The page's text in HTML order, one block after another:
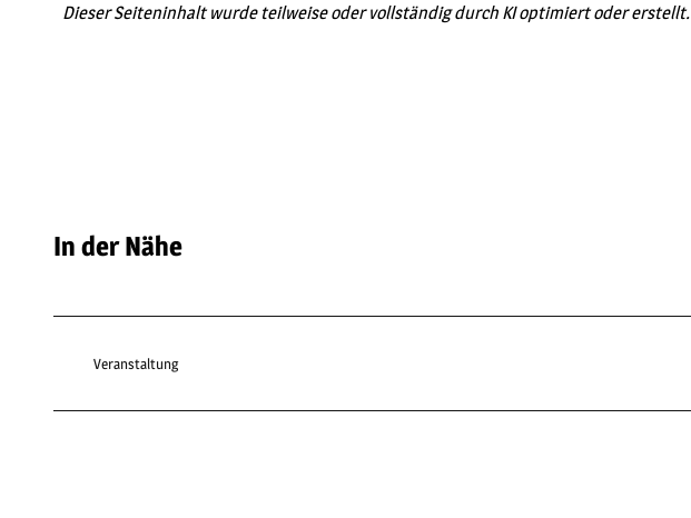
Dieser Seiteninhalt wurde teilweise oder vollständig durch KI optimiert oder erstellt.
In der Nähe
Veranstaltung